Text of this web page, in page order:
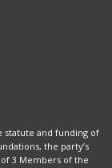
statute and funding of
the party’s
3 Members of the